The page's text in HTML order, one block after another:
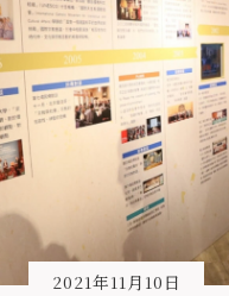
2021年11月10日